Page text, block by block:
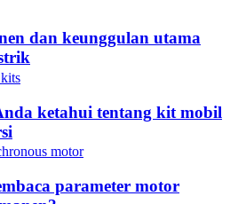
dan keunggulan utama
ketahui tentang kit mobil
parameter motor